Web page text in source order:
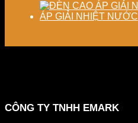
ÁP GIẢI NHIỆT NƯỚC
CÔNG TY TNHH EMARK